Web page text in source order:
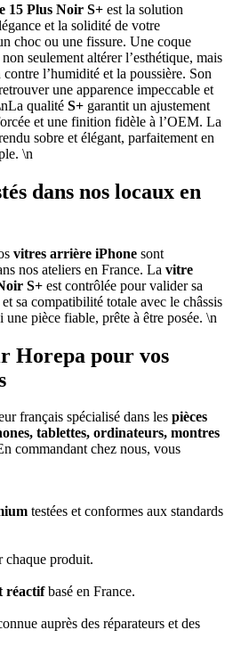
15 Plus Noir S+ est la solution
et la solidité de votre
choc ou une fissure. Une coque
seulement altérer l’esthétique, mais
l’humidité et la poussière. Son
une apparence impeccable et
qualité S+ garantit un ajustement
et une finition fidèle à l’OEM. La
sobre et élégant, parfaitement en
\n
dans nos locaux en
vitres arrière iPhone sont
nos ateliers en France. La vitre
S+ est contrôlée pour valider sa
sa compatibilité totale avec le châssis
pièce fiable, prête à être posée. \n
Horepa pour vos
français spécialisé dans les pièces
tablettes, ordinateurs, montres
commandant chez nous, vous
testées et conformes aux standards
chaque produit.
réactifbasé en France.
auprès des réparateurs et des